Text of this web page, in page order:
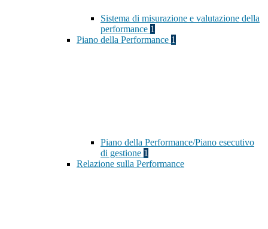
Sistema di misurazione e valutazione della
performance 1
Piano della Performance 1
Piano della Performance/Piano esecutivo
di gestione 1
Relazione sulla Performance